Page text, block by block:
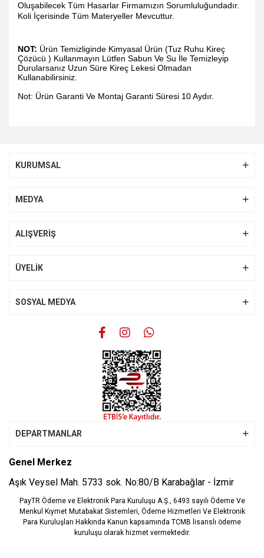
Oluşabilecek Tüm Hasarlar Firmamızın Sorumluluğundadır.
Koli İçerisinde Tüm Materyeller Mevcuttur.
NOT: Ürün Temizliginde Kimyasal Ürün (Tuz Ruhu Kireç
Çözücü ) Kullanmayın Lütfen Sabun Ve Su İle Temizleyip
Durularsanız Uzun Süre Kireç Lekesi Olmadan
Kullanabilirsiniz.
Not: Ürün Garanti Ve Montaj Garanti Süresi 10 Aydır.
Görüş ve önerileriniz için teşekkür ederiz.
Ürün resmi kalitesiz, bozuk veya görüntülenemiyor.
Ürün bilgilerinde hatalar bulunuyor.
Gönder
KURUMSAL
MEDYA
ALIŞVERİŞ
ÜYELİK
SOSYAL MEDYA
DEPARTMANLAR
Genel Merkez
Aşık Veysel Mah. 5733 sok. No:80/B Karabağlar - İzmir
PayTR Ödeme ve Elektronik Para Kuruluşu A.Ş., 6493 sayılı Ödeme Ve
Menkul Kıymet Mutabakat Sistemleri, Ödeme Hizmetleri Ve Elektronik
Para Kuruluşları Hakkında Kanun kapsamında TCMB lisanslı ödeme
kuruluşu olarak hizmet vermektedir.